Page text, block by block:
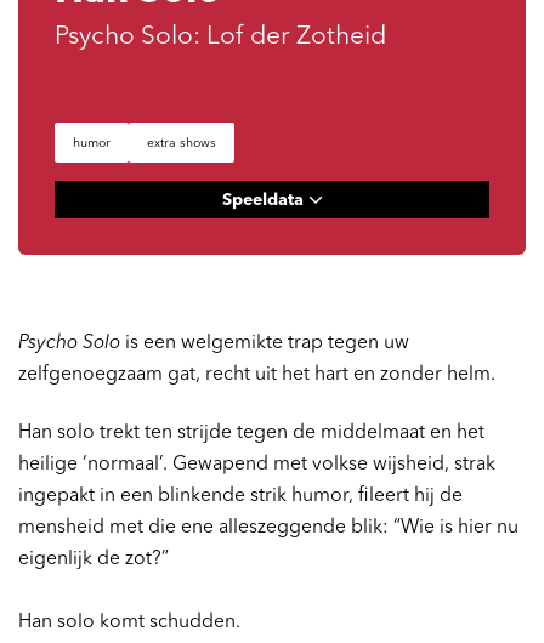
Psycho Solo: Lof der Zotheid
humor extra shows
Speeldata
Psycho Solo is een welgemikte trap tegen uw
zelfgenoegzaam gat, recht uit het hart en zonder helm.
Han solo trekt ten strijde tegen de middelmaat en het
heilige ‘normaal’. Gewapend met volkse wijsheid, strak
ingepakt in een blinkende strik humor, fileert hij de
mensheid met die ene alleszeggende blik: “Wie is hier nu
eigenlijk de zot?”
Han solo komt schudden.